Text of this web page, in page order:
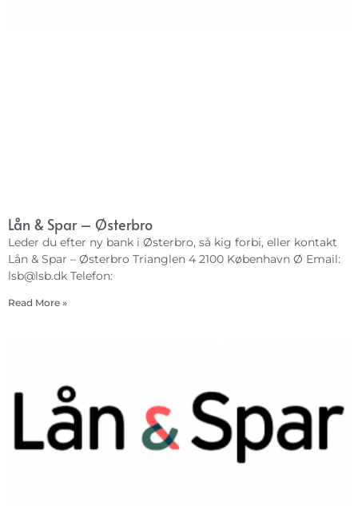
Lån & Spar – Østerbro
Leder du efter ny bank i Østerbro, så kig forbi, eller kontakt
Lån & Spar – Østerbro Trianglen 4 2100 København Ø Email:
lsb@lsb.dk Telefon:
Read More »